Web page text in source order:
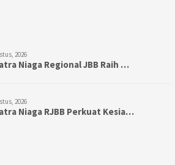
2026
Niaga Regional JBB Raih …
2026
Niaga RJBB Perkuat Kesia…